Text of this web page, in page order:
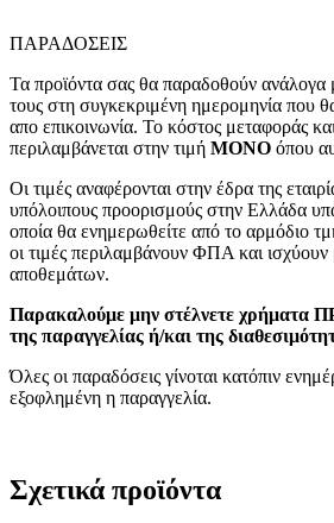
ΠΑΡΑΔΟΣΕΙΣ
Τα προϊόντα σας θα παραδοθούν ανάλογα
τους στη συγκεκριμένη ημερομηνία που
απο επικοινωνία. Το κόστος μεταφοράς
περιλαμβάνεται στην τιμή MONO όπου
Οι τιμές αναφέρονται στην έδρα της
υπόλοιπους προορισμούς στην Ελλάδα
οποία θα ενημερωθείτε από το αρμόδιο
οι τιμές περιλαμβάνουν ΦΠΑ και
αποθεμάτων.
Παρακαλούμε μην στέλνετε χρήματα
της παραγγελίας ή/και της
Όλες οι παραδόσεις γίνοται κατόπιν
εξοφλημένη η παραγγελία.
Σχετικά προϊόντα